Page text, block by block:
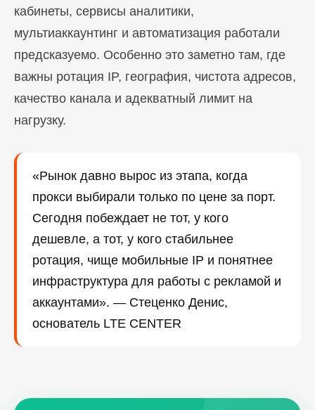
кабинеты, сервисы аналитики,
мультиаккаунтинг и автоматизация работали
предсказуемо. Особенно это заметно там, где
важны ротация IP, география, чистота адресов,
качество канала и адекватный лимит на
нагрузку.
«Рынок давно вырос из этапа, когда
прокси выбирали только по цене за порт.
Сегодня побеждает не тот, у кого
дешевле, а тот, у кого стабильнее
ротация, чище мобильные IP и понятнее
инфраструктура для работы с рекламой и
аккаунтами». — Стеценко Денис,
основатель LTE CENTER